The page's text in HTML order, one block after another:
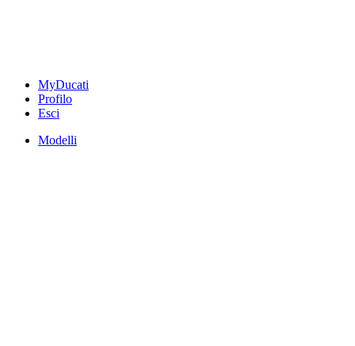
MyDucati
Profilo
Esci
Modelli